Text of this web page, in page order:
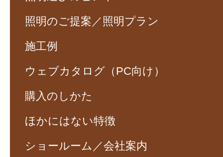
照明のご提案／照明プラン
施工例
ウェブカタログ（PC向け）
購入のしかた
ほかにはない特徴
ショールーム／会社案内